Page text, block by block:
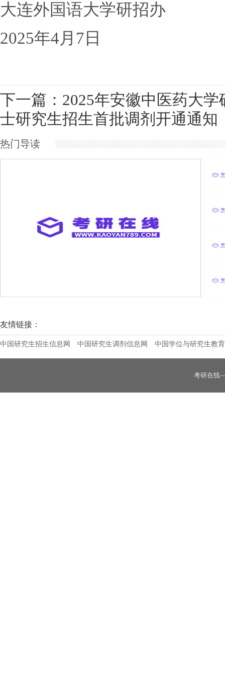
大连外国语大学研招办
2025年4月7日
下一篇：2025年安徽中医药大学
士研究生招生首批调剂开通通知
热门导读
友情链接：
中国研究生招生信息网 中国研究生调剂信息网 中国学位与研究生教
考研在线